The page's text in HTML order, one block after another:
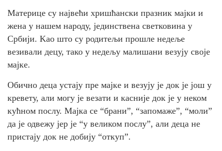
Материце су највећи хришћански празник мајки и
жена у нашем народу, јединствена светковина у
Србији. Kао што су родитељи прошле недеље
везивали децу, тако у недељу малишани везују своје
мајке.
Обично деца устају пре мајке и везују је док је још у
кревету, али могу је везати и касније док је у неком
кућном послу. Мајка се “брани”, “запомаже”, “моли”
да је одвежу јер је “у великом послу”, али деца не
пристају док не добију “откуп”.